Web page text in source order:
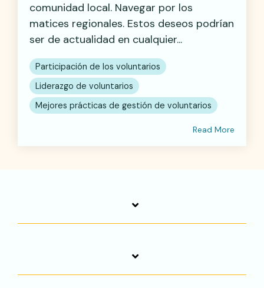
comunidad local. Navegar por los
matices regionales. Estos deseos podrían
ser de actualidad en cualquier...
Participación de los voluntarios
Liderazgo de voluntarios
Mejores prácticas de gestión de voluntarios
Read More